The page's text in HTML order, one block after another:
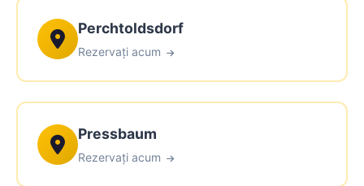
Perchtoldsdorf
Rezervați acum
Pressbaum
Rezervați acum